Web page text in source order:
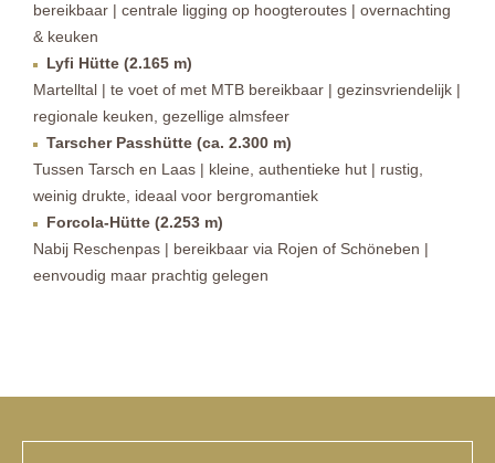
bereikbaar | centrale ligging op hoogteroutes | overnachting
& keuken
Lyfi Hütte (2.165 m)
Martelltal | te voet of met MTB bereikbaar | gezinsvriendelijk |
regionale keuken, gezellige almsfeer
Tarscher Passhütte (ca. 2.300 m)
Tussen Tarsch en Laas | kleine, authentieke hut | rustig,
weinig drukte, ideaal voor bergromantiek
Forcola-Hütte (2.253 m)
Nabij Reschenpas | bereikbaar via Rojen of Schöneben |
eenvoudig maar prachtig gelegen